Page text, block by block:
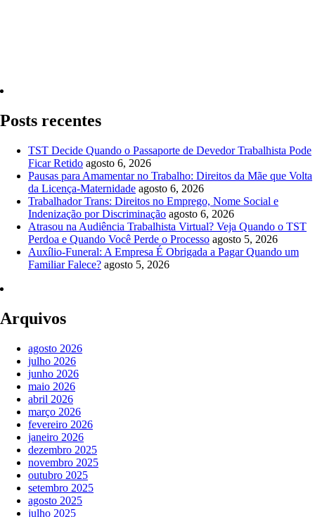
Posts recentes
TST Decide Quando o Passaporte de Devedor Trabalhista Pode
Ficar Retido agosto 6, 2026
Pausas para Amamentar no Trabalho: Direitos da Mãe que Volta
da Licença-Maternidade agosto 6, 2026
Trabalhador Trans: Direitos no Emprego, Nome Social e
Indenização por Discriminação agosto 6, 2026
Atrasou na Audiência Trabalhista Virtual? Veja Quando o TST
Perdoa e Quando Você Perde o Processo agosto 5, 2026
Auxílio-Funeral: A Empresa É Obrigada a Pagar Quando um
Familiar Falece? agosto 5, 2026
Arquivos
agosto 2026
julho 2026
junho 2026
maio 2026
abril 2026
março 2026
fevereiro 2026
janeiro 2026
dezembro 2025
novembro 2025
outubro 2025
setembro 2025
agosto 2025
julho 2025